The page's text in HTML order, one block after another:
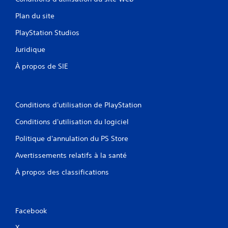
Plan du site
PlayStation Studios
Juridique
À propos de SIE
Conditions d'utilisation de PlayStation
Conditions d'utilisation du logiciel
Politique d'annulation du PS Store
Avertissements relatifs à la santé
À propos des classifications
Facebook